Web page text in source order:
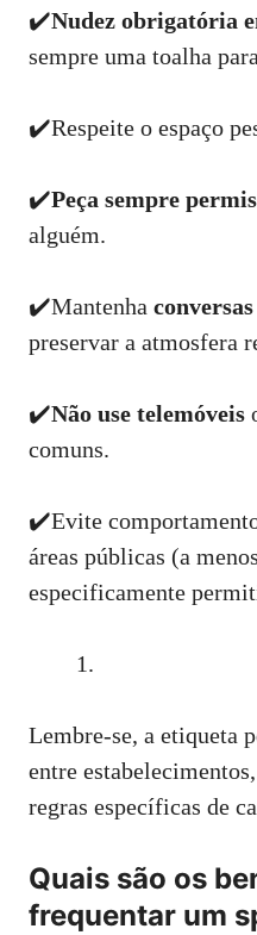
✔️Nudez obrigatória
sempre uma toalha
✔️Respeite o espaço
✔️Peça sempre
alguém.
✔️Mantenha
preservar a atmosfera
✔️Não use telemóveis
comuns.
✔️Evite
áreas públicas (a
especificamente
Lembre-se, a etiqueta
entre
regras específicas de
Quais são os
frequentar um